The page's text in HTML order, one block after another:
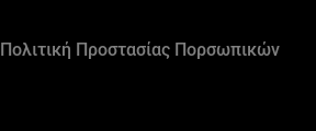
Προστασίας Πορσωπικών